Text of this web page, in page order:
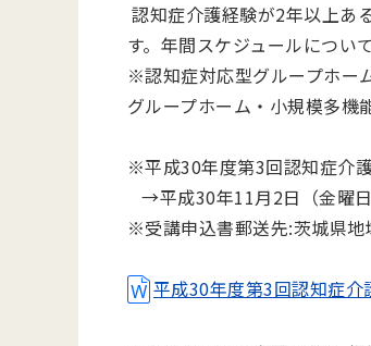
認知症介護経験が2年以上あ
す。年間スケジュールについ
※認知症対応型グループホー
グループホーム・小規模多機
※平成30年度第3回認知症介
→平成30年11月2日（金曜日
※受講申込書郵送先:茨城県地
平成30年度第3回認知症